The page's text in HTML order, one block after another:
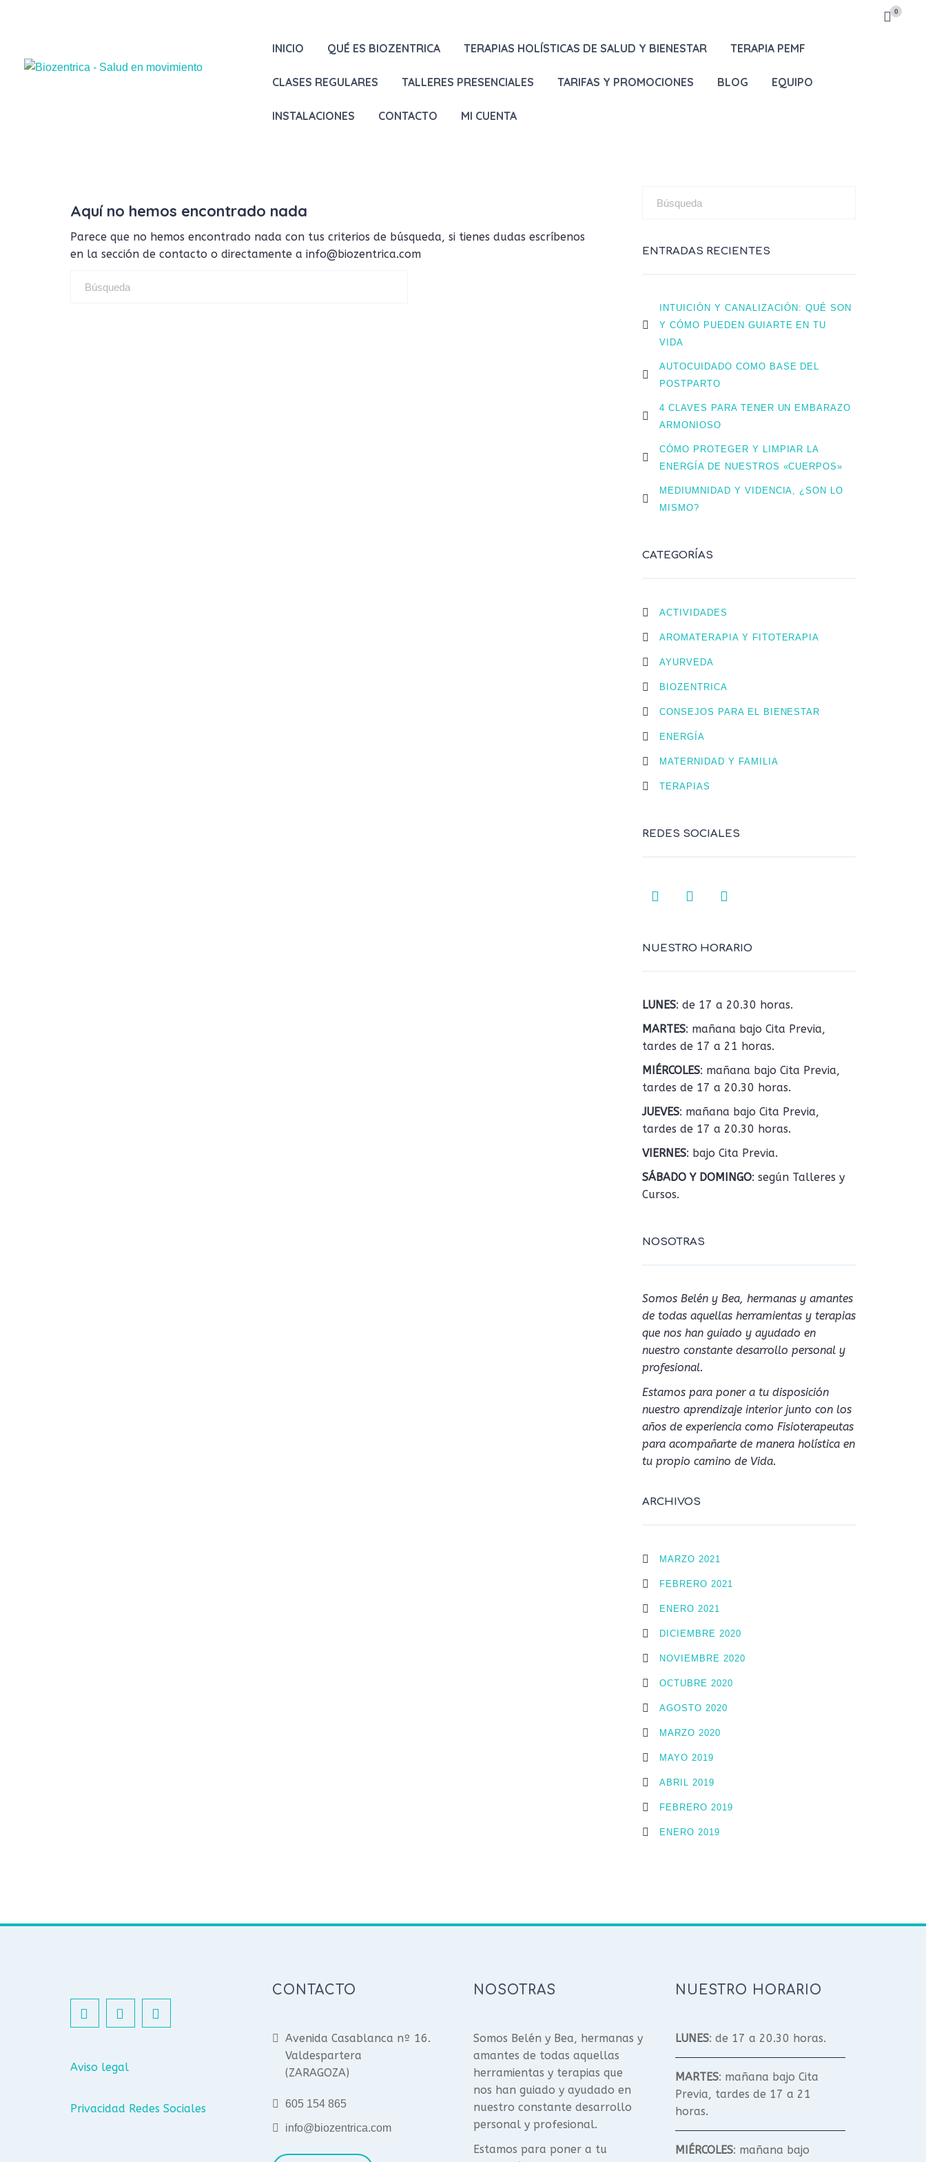
0
INICIO QUÉ ES BIOZENTRICA TERAPIAS HOLÍSTICAS DE SALUD Y BIENESTAR TERAPIA PEMF
CLASES REGULARES TALLERES PRESENCIALES TARIFAS Y PROMOCIONES BLOG EQUIPO
INSTALACIONES CONTACTO MI CUENTA
Aquí no hemos encontrado nada
Parece que no hemos encontrado nada con tus criterios de búsqueda, si tienes dudas escríbenos
en la sección de contacto o directamente a info@biozentrica.com
ENTRADAS RECIENTES
INTUICIÓN Y CANALIZACIÓN: QUÉ SON
Y CÓMO PUEDEN GUIARTE EN TU
VIDA
AUTOCUIDADO COMO BASE DEL
POSTPARTO
4 CLAVES PARA TENER UN EMBARAZO
ARMONIOSO
CÓMO PROTEGER Y LIMPIAR LA
ENERGÍA DE NUESTROS «CUERPOS»
MEDIUMNIDAD Y VIDENCIA, ¿SON LO
MISMO?
CATEGORÍAS
ACTIVIDADES
AROMATERAPIA Y FITOTERAPIA
AYURVEDA
BIOZENTRICA
CONSEJOS PARA EL BIENESTAR
ENERGÍA
MATERNIDAD Y FAMILIA
TERAPIAS
REDES SOCIALES
NUESTRO HORARIO
LUNES: de 17 a 20.30 horas.
MARTES: mañana bajo Cita Previa,
tardes de 17 a 21 horas.
MIÉRCOLES: mañana bajo Cita Previa,
tardes de 17 a 20.30 horas.
JUEVES: mañana bajo Cita Previa,
tardes de 17 a 20.30 horas.
VIERNES: bajo Cita Previa.
SÁBADO Y DOMINGO: según Talleres y
Cursos.
NOSOTRAS
Somos Belén y Bea, hermanas y amantes
de todas aquellas herramientas y terapias
que nos han guiado y ayudado en
nuestro constante desarrollo personal y
profesional.
Estamos para poner a tu disposición
nuestro aprendizaje interior junto con los
años de experiencia como Fisioterapeutas
para acompañarte de manera holística en
tu propio camino de Vida.
ARCHIVOS
MARZO 2021
FEBRERO 2021
ENERO 2021
DICIEMBRE 2020
NOVIEMBRE 2020
OCTUBRE 2020
AGOSTO 2020
MARZO 2020
MAYO 2019
ABRIL 2019
FEBRERO 2019
ENERO 2019
Aviso legal
Privacidad Redes Sociales
CONTACTO
Avenida Casablanca nº 16.
Valdespartera
(ZARAGOZA)
605 154 865
info@biozentrica.com
NOSOTRAS
Somos Belén y Bea, hermanas y
amantes de todas aquellas
herramientas y terapias que
nos han guiado y ayudado en
nuestro constante desarrollo
personal y profesional.
Estamos para poner a tu
NUESTRO HORARIO
LUNES: de 17 a 20.30 horas.
MARTES: mañana bajo Cita
Previa, tardes de 17 a 21
horas.
MIÉRCOLES: mañana bajo